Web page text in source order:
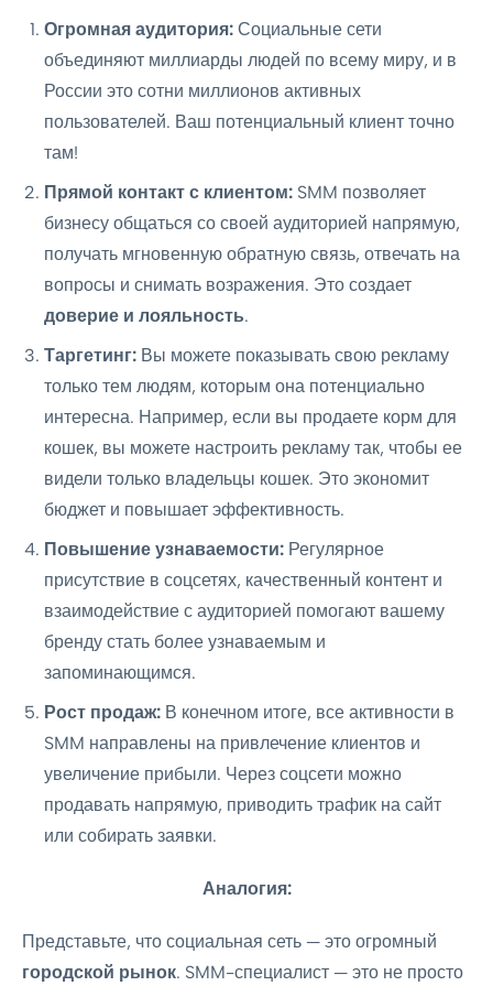
Огромная аудитория: Социальные сети
объединяют миллиарды людей по всему миру, и в
России это сотни миллионов активных
пользователей. Ваш потенциальный клиент точно
там!
Прямой контакт с клиентом: SMM позволяет
бизнесу общаться со своей аудиторией напрямую,
получать мгновенную обратную связь, отвечать на
вопросы и снимать возражения. Это создает
доверие и лояльность.
Таргетинг: Вы можете показывать свою рекламу
только тем людям, которым она потенциально
интересна. Например, если вы продаете корм для
кошек, вы можете настроить рекламу так, чтобы ее
видели только владельцы кошек. Это экономит
бюджет и повышает эффективность.
Повышение узнаваемости: Регулярное
присутствие в соцсетях, качественный контент и
взаимодействие с аудиторией помогают вашему
бренду стать более узнаваемым и
запоминающимся.
Рост продаж: В конечном итоге, все активности в
SMM направлены на привлечение клиентов и
увеличение прибыли. Через соцсети можно
продавать напрямую, приводить трафик на сайт
или собирать заявки.
Аналогия:
Представьте, что социальная сеть — это огромный
городской рынок. SMM-специалист — это не просто